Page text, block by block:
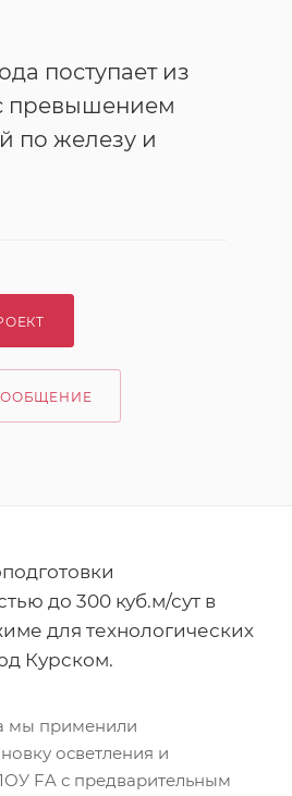
поступает из
превышением
по железу и
до 300 куб.м/сут в
для технологических
Курском.
мы применили
осветления и
FA с предварительным